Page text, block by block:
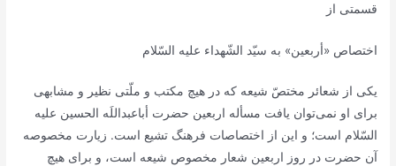
قسمتی از
اختصاص «أربعين» به سيّد الشّهداء عليه السّلام
یکی از شعائر مختصّ شیعه که در هیچ مکتب و ملّتی نظیر و مشابهی
برای او نمی‌توان یافت مسأله اربعین حضرت أباعبداللَه الحسین علیه
السّلام است؛ و این از اختصاصات فرهنگ تشیع است. زیارت مخصوصه
آن حضرت در روز اربعین شعار مخصوص شیعه است، و برای هیچ